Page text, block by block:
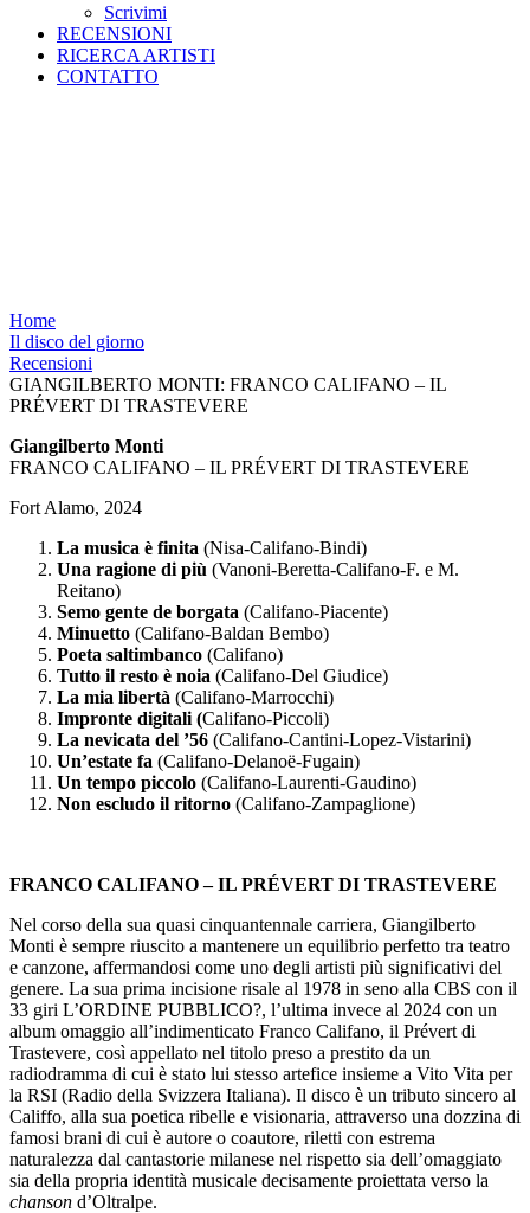
Scrivimi
RECENSIONI
RICERCA ARTISTI
CONTATTO
Home
Il disco del giorno
Recensioni
GIANGILBERTO MONTI: FRANCO CALIFANO – IL
PRÉVERT DI TRASTEVERE
Giangilberto Monti
FRANCO CALIFANO – IL PRÉVERT DI TRASTEVERE
Fort Alamo, 2024
La musica è finita (Nisa-Califano-Bindi)
Una ragione di più (Vanoni-Beretta-Califano-F. e M.
Reitano)
Semo gente de borgata (Califano-Piacente)
Minuetto (Califano-Baldan Bembo)
Poeta saltimbanco (Califano)
Tutto il resto è noia (Califano-Del Giudice)
La mia libertà (Califano-Marrocchi)
Impronte digitali (Califano-Piccoli)
La nevicata del ’56 (Califano-Cantini-Lopez-Vistarini)
Un’estate fa (Califano-Delanoë-Fugain)
Un tempo piccolo (Califano-Laurenti-Gaudino)
Non escludo il ritorno (Califano-Zampaglione)
FRANCO CALIFANO – IL PRÉVERT DI TRASTEVERE
Nel corso della sua quasi cinquantennale carriera, Giangilberto
Monti è sempre riuscito a mantenere un equilibrio perfetto tra teatro
e canzone, affermandosi come uno degli artisti più significativi del
genere. La sua prima incisione risale al 1978 in seno alla CBS con il
33 giri L’ORDINE PUBBLICO?, l’ultima invece al 2024 con un
album omaggio all’indimenticato Franco Califano, il Prévert di
Trastevere, così appellato nel titolo preso a prestito da un
radiodramma di cui è stato lui stesso artefice insieme a Vito Vita per
la RSI (Radio della Svizzera Italiana). Il disco è un tributo sincero al
Califfo, alla sua poetica ribelle e visionaria, attraverso una dozzina di
famosi brani di cui è autore o coautore, riletti con estrema
naturalezza dal cantastorie milanese nel rispetto sia dell’omaggiato
sia della propria identità musicale decisamente proiettata verso la
chanson d’Oltralpe.